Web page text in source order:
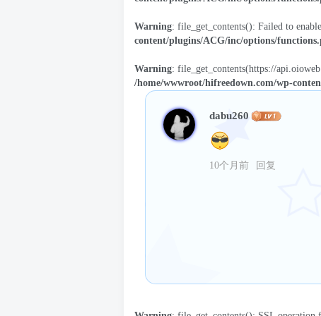
Warning: file_get_contents(): Failed to
content/plugins/ACG/inc/options/
Warning: file_get_contents(https://
/home/wwwroot/hifreedown.com/wp-
dabu260
10个月前 回复